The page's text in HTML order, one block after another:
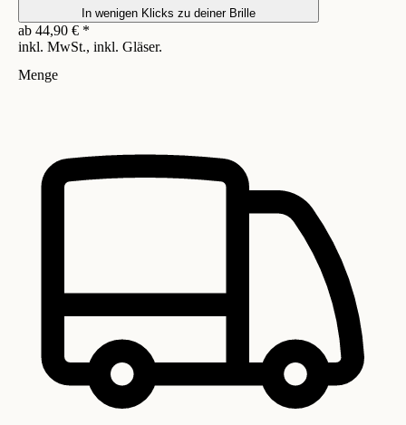
In wenigen Klicks zu deiner Brille
ab 44,90 € *
inkl. MwSt., inkl. Gläser.
Menge